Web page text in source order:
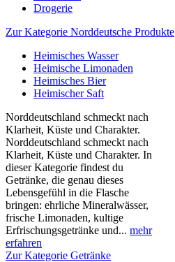
Drogerie
Zur Kategorie Norddeutsche Produkte
Heimisches Wasser
Heimische Limonaden
Heimisches Bier
Heimischer Saft
Norddeutschland schmeckt nach
Klarheit, Küste und Charakter.
Norddeutschland schmeckt nach
Klarheit, Küste und Charakter. In
dieser Kategorie findest du
Getränke, die genau dieses
Lebensgefühl in die Flasche
bringen: ehrliche Mineralwässer,
frische Limonaden, kultige
Erfrischungsgetränke und... mehr
erfahren
Zur Kategorie Getränke